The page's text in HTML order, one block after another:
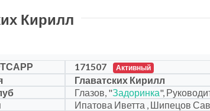
Кирилл
171507 Активный
Главатских Кирилл
Глазов, "Задоринка",
Ипатова Иветта , Шипецов